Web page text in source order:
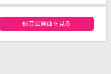
録音公開曲を見る